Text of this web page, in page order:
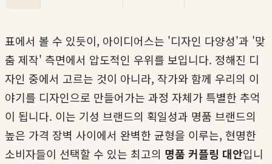
표에서 볼 수 있듯이, 아이디어스는 '디자인 다양성'과 '맞
춤 제작' 측면에서 압도적인 우위를 보입니다. 정해진 디
자인 중에서 고르는 것이 아니라, 작가와 함께 우리의 이
야기를 디자인으로 만들어가는 과정 자체가 특별한 추억
이 됩니다. 이는 기성 브랜드의 획일성과 명품 브랜드의
높은 가격 장벽 사이에서 완벽한 균형을 이루는, 현명한
소비자들이 선택할 수 있는 최고의 명품 커플링 대안입니